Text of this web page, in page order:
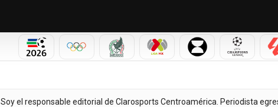
MUNDIAL 2026OLÍMPICOSSELECCIÓN MEXICANA
LIGA MX LEAGUES CUP
Soy el responsable editorial de Clarosports Centroamérica. Periodista